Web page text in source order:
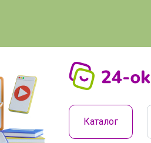
Каталог